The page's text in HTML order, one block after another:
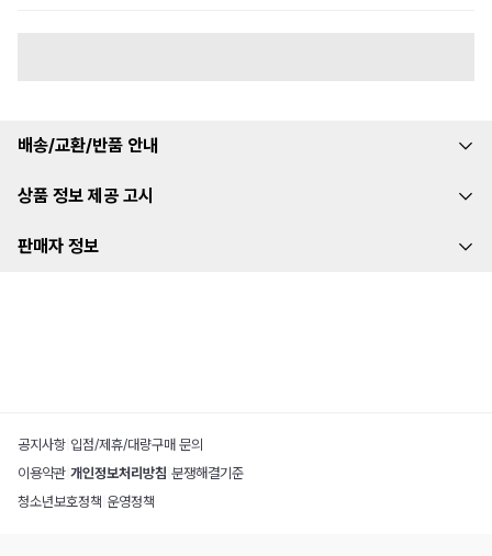
배송/교환/반품 안내
상품 정보 제공 고시
판매자 정보
공지사항 입점/제휴/대량구매 문의
이용약관 개인정보처리방침 분쟁해결기준
청소년보호정책 운영정책